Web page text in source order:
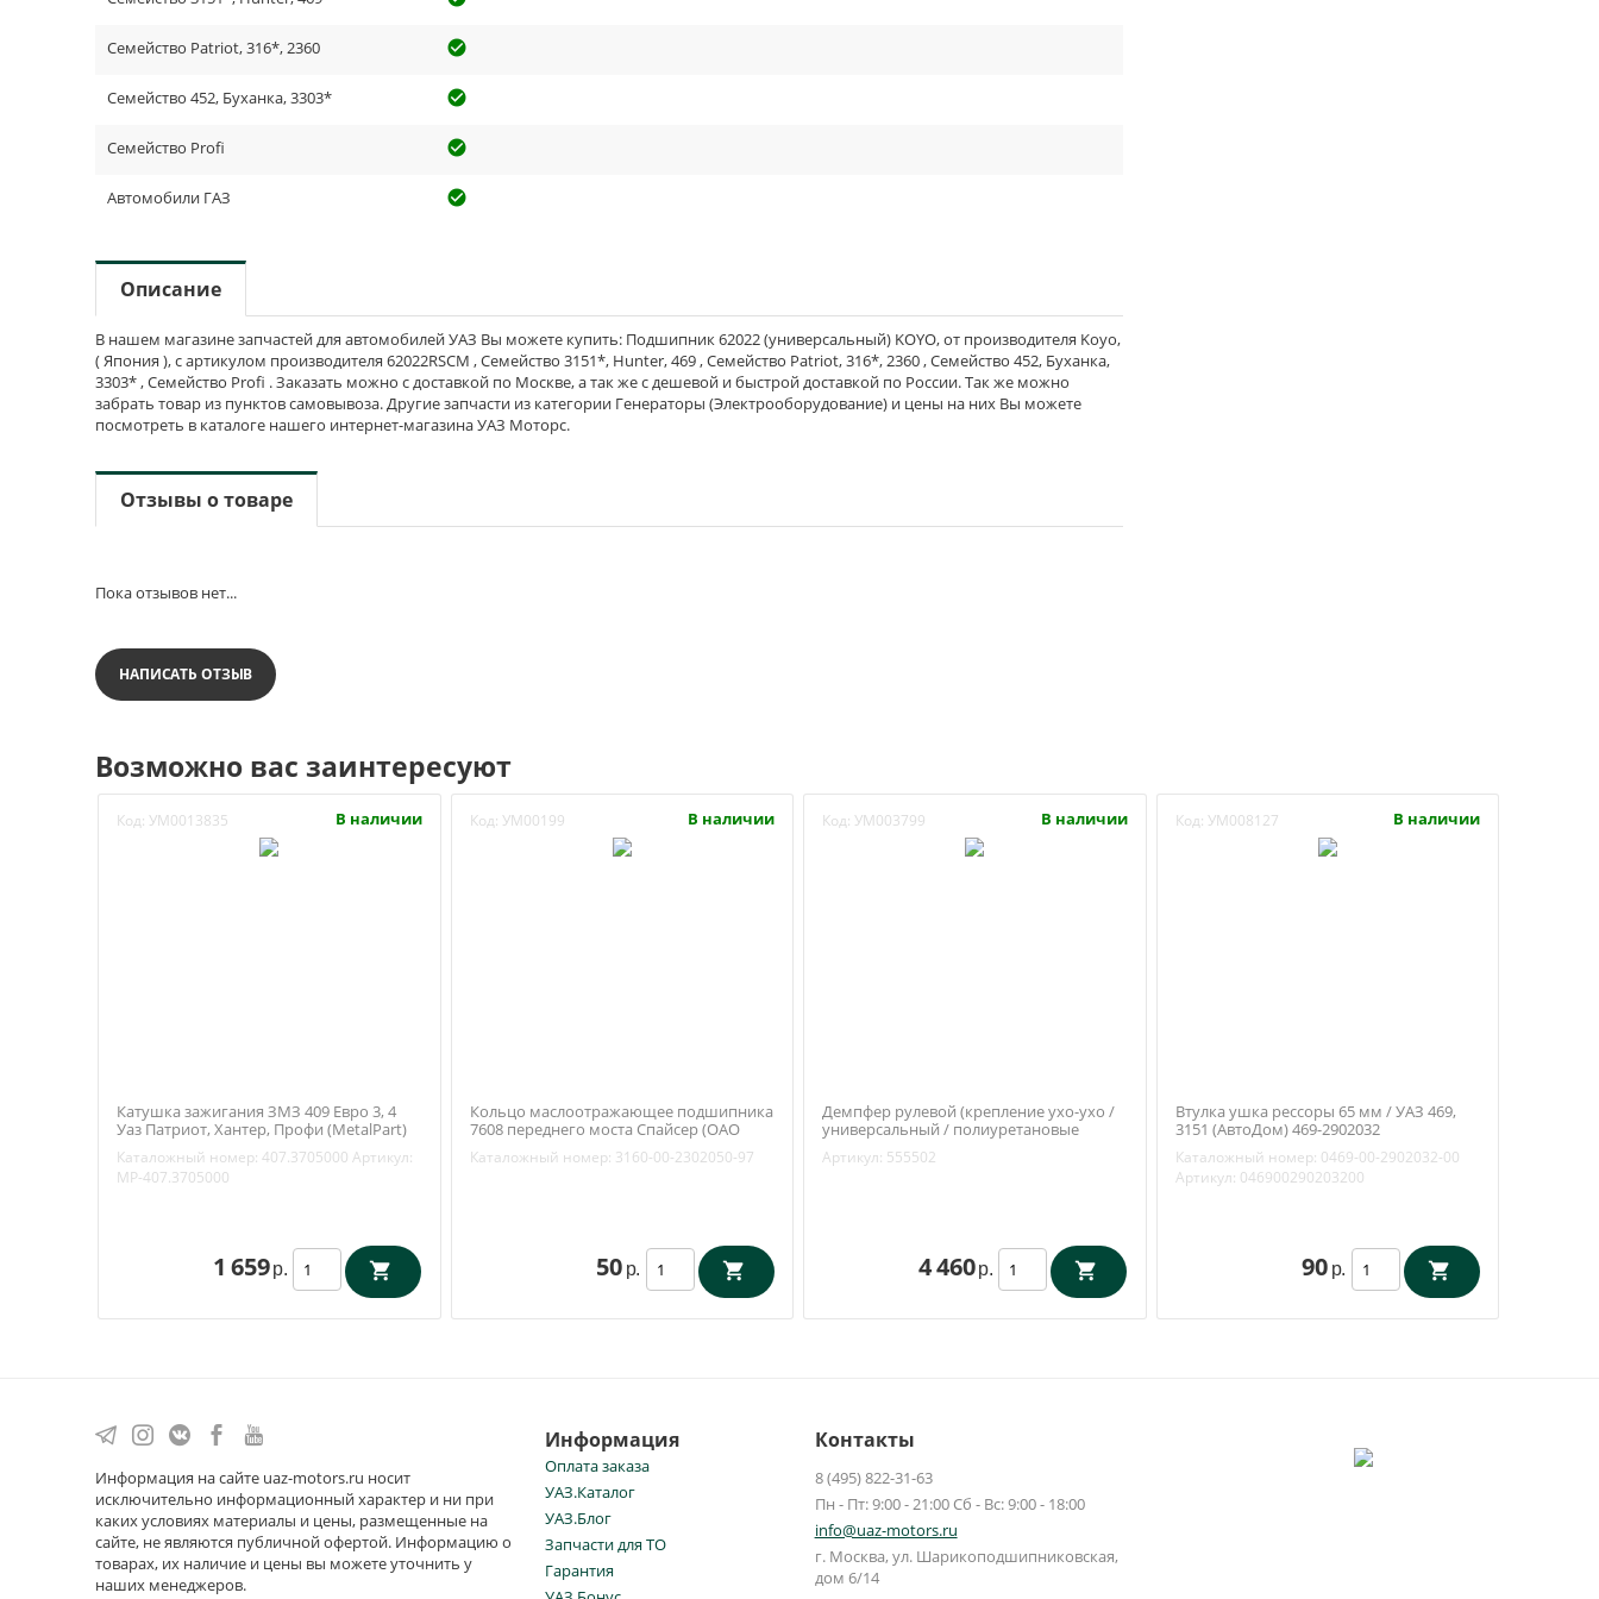
Семейство Patriot, 316*, 2360 check_circle_outline
Семейство 452, Буханка, 3303* check_circle_outline
Семейство Profi check_circle_outline
Автомобили ГАЗ check_circle_outline
Описание
В нашем магазине запчастей для автомобилей УАЗ Вы можете купить: Подшипник 62022 (универсальный) KOYO, от производителя Koyo,
( Япония ), с артикулом производителя 62022RSCM , Семейство 3151*, Hunter, 469 , Семейство Patriot, 316*, 2360 , Семейство 452, Буханка,
3303* , Семейство Profi . Заказать можно с доставкой по Москве, а так же с дешевой и быстрой доставкой по России. Так же можно
забрать товар из пунктов самовывоза. Другие запчасти из категории Генераторы (Электрооборудование) и цены на них Вы можете
посмотреть в каталоге нашего интернет-магазина УАЗ Моторс.
Отзывы о товаре
Пока отзывов нет...
НАПИСАТЬ ОТЗЫВ
Возможно вас заинтересуют
Код: УМ0013835 В наличии
Катушка зажигания ЗМЗ 409 Евро 3, 4
Уаз Патриот, Хантер, Профи (MetalPart)
Каталожный номер: 407.3705000 Артикул:
MP-407.3705000
1 659 р.
Код: УМ00199 В наличии
Кольцо маслоотражающее подшипника
7608 переднего моста Спайсер (ОАО
Каталожный номер: 3160-00-2302050-97
50 р.
Код: УМ003799 В наличии
Демпфер рулевой (крепление ухо-ухо /
универсальный / полиуретановые
Артикул: 555502
4 460 р.
Код: УМ008127 В наличии
Втулка ушка рессоры 65 мм / УАЗ 469,
3151 (АвтоДом) 469-2902032
Каталожный номер: 0469-00-2902032-00
Артикул: 046900290203200
90 р.
Информация на сайте uaz-motors.ru носит
исключительно информационный характер и ни при
каких условиях материалы и цены, размещенные на
сайте, не являются публичной офертой. Информацию о
товарах, их наличие и цены вы можете уточнить у
наших менеджеров.
Информация
Оплата заказа
УАЗ.Каталог
УАЗ.Блог
Запчасти для ТО
Гарантия
Контакты
8 (495) 822-31-63
Пн - Пт: 9:00 - 21:00 Сб - Вс: 9:00 - 18:00
info@uaz-motors.ru
г. Москва, ул. Шарикоподшипниковская,
дом 6/14